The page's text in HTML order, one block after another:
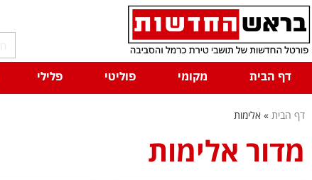
דף הבית
מקומי פוליטי פלילי
דף הבית » אלימות
מדור אלימות